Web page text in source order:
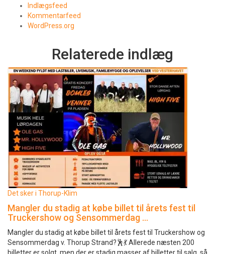
Indlægsfeed
Kommentarfeed
WordPress.org
Relaterede indlæg
Det sker i Thorup-Klim
Mangler du stadig at købe billet til årets fest til
Truckershow og Sensommerdag …
Mangler du stadig at købe billet til årets fest til Truckershow og
Sensommerdag v. Thorup Strand?🕺💃 Allerede næsten 200